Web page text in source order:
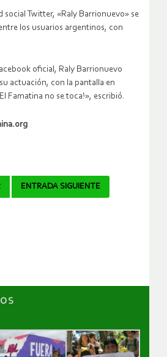
social Twitter, «Raly Barrionuevo» se
los usuarios argentinos, con
oficial, Raly Barrionuevo
actuación, con la pantalla en
Famatina no se toca!», escribió.
ENTRADA SIGUIENTE